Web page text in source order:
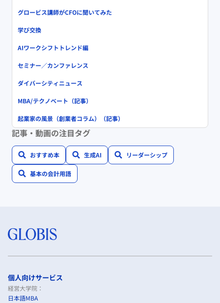
グロービス講師がCFOに聞いてみた
学び交換
AIワークシフトトレンド編
セミナー／カンファレンス
ダイバーシティニュース
MBA/テクノベート（記事）
起業家の風景（創業者コラム）（記事）
記事・動画の注目タグ
おすすめ本 生成AI リーダーシップ
基本の会計用語
個人向けサービス
経営大学院：
日本語MBA